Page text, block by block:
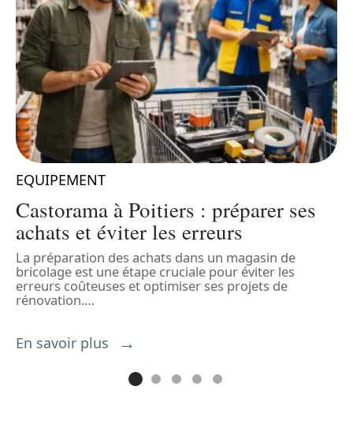
EQUIPEMENT
Castorama à Poitiers : préparer ses
achats et éviter les erreurs
La préparation des achats dans un magasin de
bricolage est une étape cruciale pour éviter les
erreurs coûteuses et optimiser ses projets de
rénovation.…
En savoir plus